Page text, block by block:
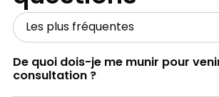
De quoi dois-je me munir pour
consultation ?